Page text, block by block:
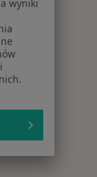
wyniki